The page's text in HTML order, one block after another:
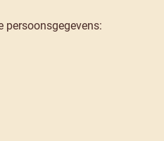
persoonsgegevens: